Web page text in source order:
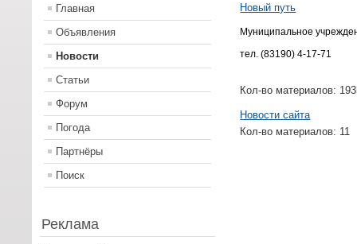
Главная
Объявления
Новости
Статьи
Форум
Погода
Партнёры
Поиск
Реклама
Новый путь
Муниципальное
тел. (83190) 4-17-71
Кол-во материалов:
Новости сайта
Кол-во материалов: 11